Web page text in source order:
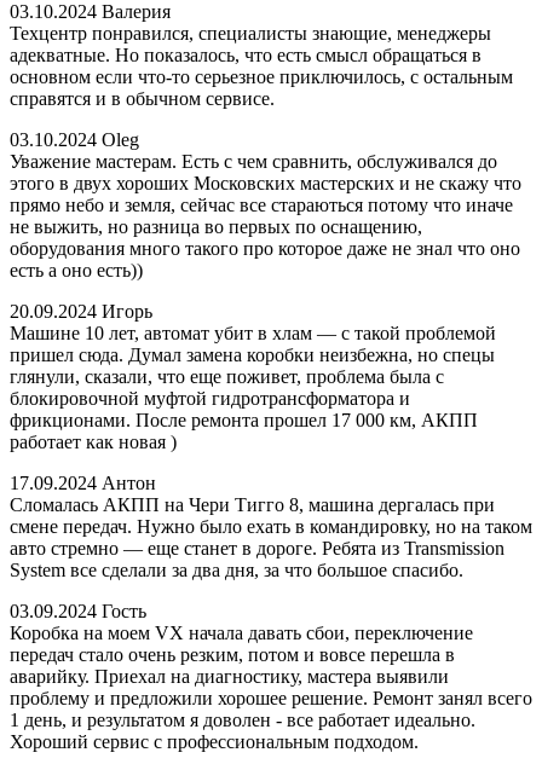
03.10.2024 Валерия
Техцентр понравился, специалисты знающие, менеджеры
адекватные. Но показалось, что есть смысл обращаться в
основном если что-то серьезное приключилось, с остальным
справятся и в обычном сервисе.
03.10.2024 Oleg
Уважение мастерам. Есть с чем сравнить, обслуживался до
этого в двух хороших Московских мастерских и не скажу что
прямо небо и земля, сейчас все стараються потому что иначе
не выжить, но разница во первых по оснащению,
оборудования много такого про которое даже не знал что оно
есть а оно есть))
20.09.2024 Игорь
Машине 10 лет, автомат убит в хлам — с такой проблемой
пришел сюда. Думал замена коробки неизбежна, но спецы
глянули, сказали, что еще поживет, проблема была с
блокировочной муфтой гидротрансформатора и
фрикционами. После ремонта прошел 17 000 км, АКПП
работает как новая )
17.09.2024 Антон
Сломалась АКПП на Чери Тигго 8, машина дергалась при
смене передач. Нужно было ехать в командировку, но на таком
авто стремно — еще станет в дороге. Ребята из Transmission
System все сделали за два дня, за что большое спасибо.
03.09.2024 Гость
Коробка на моем VX начала давать сбои, переключение
передач стало очень резким, потом и вовсе перешла в
аварийку. Приехал на диагностику, мастера выявили
проблему и предложили хорошее решение. Ремонт занял всего
1 день, и результатом я доволен - все работает идеально.
Хороший сервис с профессиональным подходом.